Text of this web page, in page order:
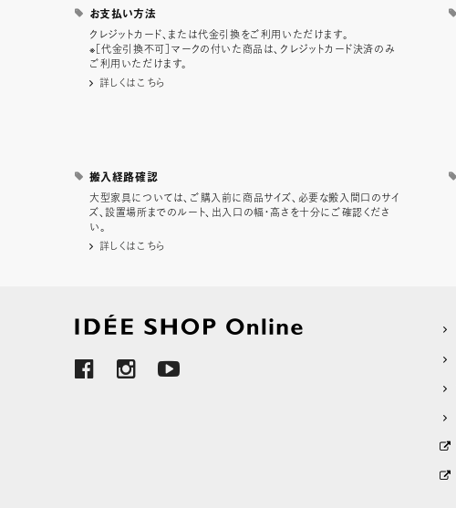
お支払い方法
クレジットカード、または代金引換をご利用いただけます。
※［代金引換不可］マークの付いた商品は、クレジットカード決済のみ
ご利用いただけます。
詳しくはこちら
搬入経路確認
大型家具については、ご購入前に商品サイズ、必要な搬入間口のサイ
ズ、設置場所までのルート、出入口の幅・高さを十分にご確認くださ
い。
詳しくはこちら